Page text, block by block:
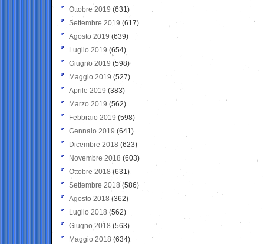
Ottobre 2019 (631)
Settembre 2019 (617)
Agosto 2019 (639)
Luglio 2019 (654)
Giugno 2019 (598)
Maggio 2019 (527)
Aprile 2019 (383)
Marzo 2019 (562)
Febbraio 2019 (598)
Gennaio 2019 (641)
Dicembre 2018 (623)
Novembre 2018 (603)
Ottobre 2018 (631)
Settembre 2018 (586)
Agosto 2018 (362)
Luglio 2018 (562)
Giugno 2018 (563)
Maggio 2018 (634)